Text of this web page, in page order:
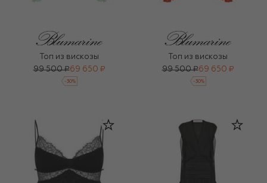
Топ из вискозы
99 500 ₽69 650 ₽
-30%
Топ из вискозы
99 500 ₽69 650 ₽
-30%